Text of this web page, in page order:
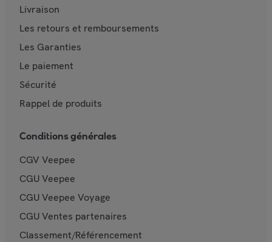
Livraison
Les retours et remboursements
Les Garanties
Le paiement
Sécurité
Rappel de produits
Conditions générales
CGV Veepee
CGU Veepee
CGU Veepee Voyage
CGU Ventes partenaires
Classement/Référencement